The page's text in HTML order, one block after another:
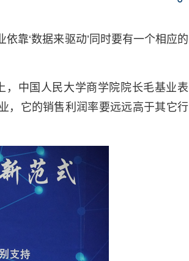
靠‘数据来驱动’同时要有一个相应的
，中国人民大学商学院院长毛基业表
，它的销售利润率要远远高于其它行